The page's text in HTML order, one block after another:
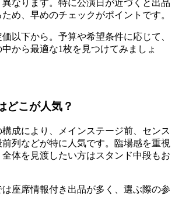
なります。特に公演日が近づくと出品
め、早めのチェックがポイントです。
以下から。予算や希望条件に応じて、
から最適な1枚を見つけてみましょ
どこが人気？
成により、メインステージ前、センス
列などが特に人気です。臨場感を重視
体を見渡したい方はスタンド中段もお
座席情報付き出品が多く、選ぶ際の参